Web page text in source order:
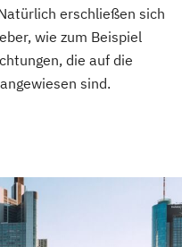
erschließen sich
wie zum Beispiel
die auf die
sind.